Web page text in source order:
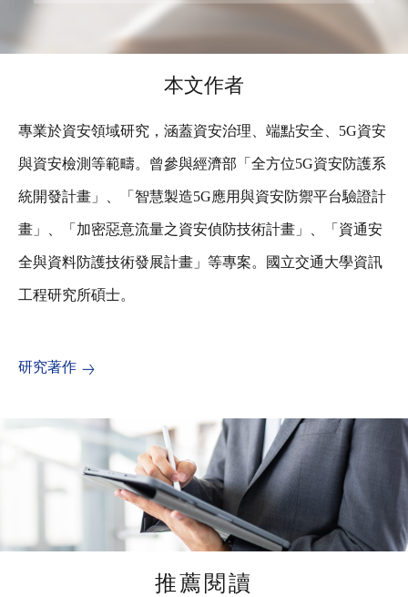
本文作者
專業於資安領域研究，涵蓋資安治理、端點安全、5G資安
與資安檢測等範疇。曾參與經濟部「全方位5G資安防護系
統開發計畫」、「智慧製造5G應用與資安防禦平台驗證計
畫」、「加密惡意流量之資安偵防技術計畫」、「資通安
全與資料防護技術發展計畫」等專案。國立交通大學資訊
工程研究所碩士。
研究著作
推薦閱讀